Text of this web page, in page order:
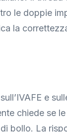
le doppie
la
e
chiede se
bollo. La